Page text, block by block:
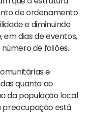
de ordenamento
e diminuindo
em dias de eventos,
de foliões.
e
quanto ao
da população local
preocupação está